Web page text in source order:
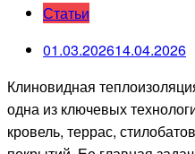
Статьи
01.03.202614.04.2026
Клиновидная
одна из ключевых
кровель, террас,